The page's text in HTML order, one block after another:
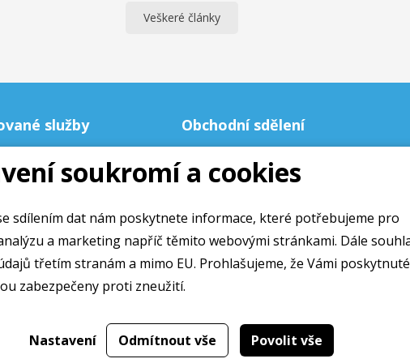
soukromí a cookies
sdílením dat nám poskytnete informace, které potřebujeme pro
a marketing napříč těmito webovými stránkami. Dále souhlasíte
třetím stranám a mimo EU. Prohlašujeme, že Vámi poskytnuté
zabezpečeny proti zneužití.
Nastavení Odmítnout vše Povolit vše
Veškeré články
služby Obchodní sdělení
Obchodní podmínky
Ochrana osobních údajú
Cookies
Web přivedlo k životu 2019